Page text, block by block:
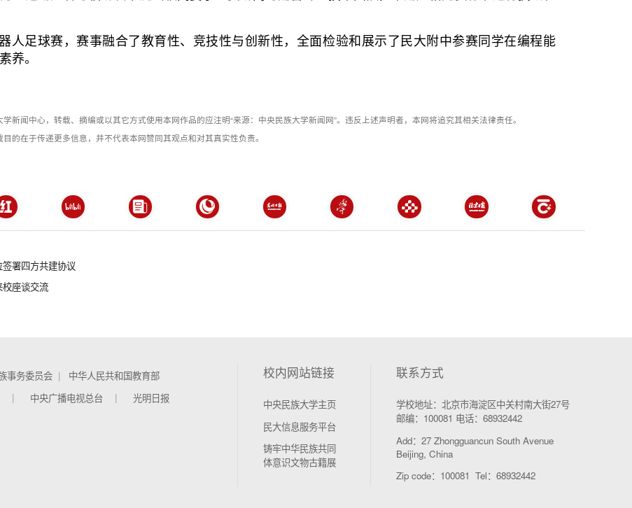
人足球赛，赛事融合了教育性、竞技性与创新性，全面检验和展示了民大附中参赛同学在编程能
养。
闻中心，转载、摘编或以其它方式使用本网作品的应注明“来源：中央民族大学新闻网”。违反上述声明者，本网将追究其相关法律责任。
在于传递更多信息，并不代表本网赞同其观点和对其真实性负责。
署四方共建协议
座谈交流
事务委员会
中华人民共和国教育部
中央广播电视总台 光明日报
校内网站链接
中央民族大学主页
民大信息服务平台
铸牢中华民族共同
体意识文物古籍展
联系方式
学校地址：北京市海淀区中关村南大街27号
邮编：100081 电话：68932442
Add：27 Zhongguancun South Avenue
Beijing, China
Zip code：100081 Tel：68932442